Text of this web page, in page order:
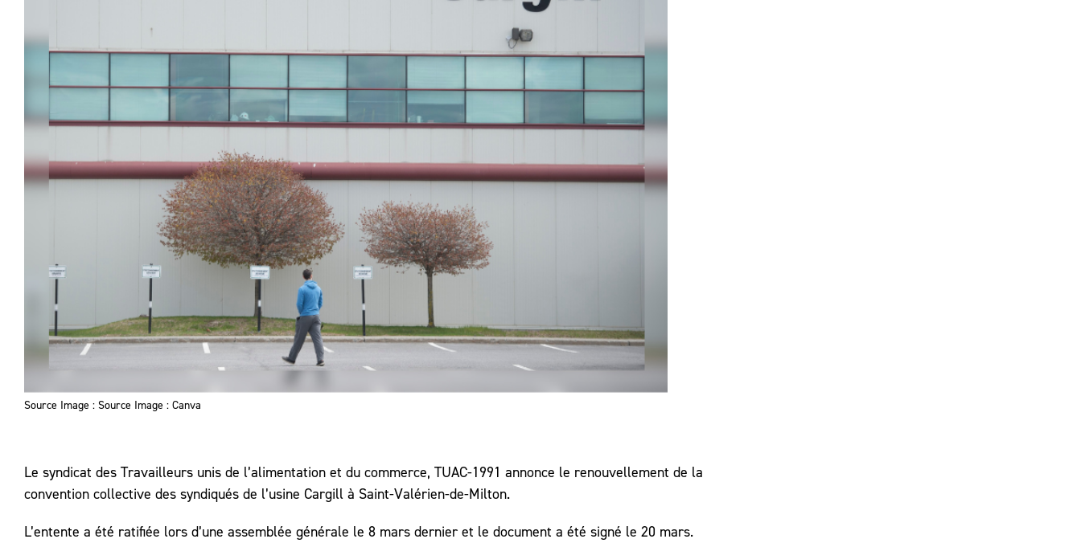
Source Image : Source Image : Canva
Le syndicat des Travailleurs unis de l’alimentation et du commerce, TUAC-1991 annonce le renouvellement de la
convention collective des syndiqués de l’usine Cargill à Saint-Valérien-de-Milton.
L’entente a été ratifiée lors d’une assemblée générale le 8 mars dernier et le document a été signé le 20 mars.